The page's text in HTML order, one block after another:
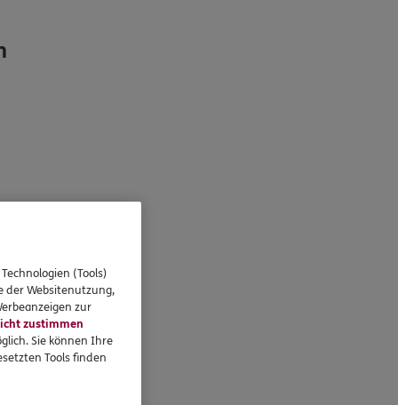
(Tools)
der Websitenutzung,
zur
zustimmen
Sie können Ihre
Tools finden